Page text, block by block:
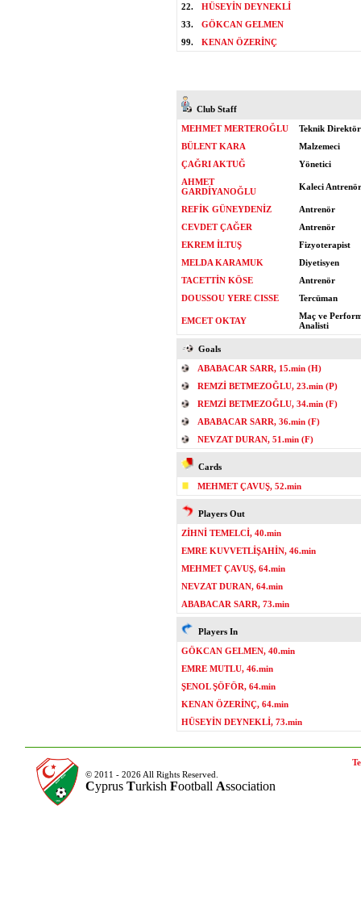
22.
HÜSEYİN DEYNEKLİ
33.
GÖKCAN GELMEN
99.
KENAN ÖZERİNÇ
Club Staff
MEHMET MERTEROĞLU
Teknik Direktör
BÜLENT KARA
Malzemeci
ÇAĞRI AKTUĞ
Yönetici
AHMET
GARDİYANOĞLU
Kaleci
REFİK GÜNEYDENİZ
Antrenör
CEVDET ÇAĞER
Antrenör
EKREM İLTUŞ
Fizyoterapist
MELDA KARAMUK
Diyetisyen
TACETTİN KÖSE
Antrenör
DOUSSOU YERE CISSE
Tercüman
EMCET OKTAY
Maç ve
Analisti
Goals
ABABACAR SARR, 15.min (H)
REMZİ BETMEZOĞLU, 23.min (P)
REMZİ BETMEZOĞLU, 34.min (F)
ABABACAR SARR, 36.min (F)
NEVZAT DURAN, 51.min (F)
Cards
MEHMET ÇAVUŞ, 52.min
Players Out
ZİHNİ TEMELCİ, 40.min
EMRE KUVVETLİŞAHİN, 46.min
MEHMET ÇAVUŞ, 64.min
NEVZAT DURAN, 64.min
ABABACAR SARR, 73.min
Players In
GÖKCAN GELMEN, 40.min
EMRE MUTLU, 46.min
ŞENOL ŞÖFÖR, 64.min
KENAN ÖZERİNÇ, 64.min
HÜSEYİN DEYNEKLİ, 73.min
© 2011 - 2026 All Rights Reserved.
Cyprus Turkish Football Association